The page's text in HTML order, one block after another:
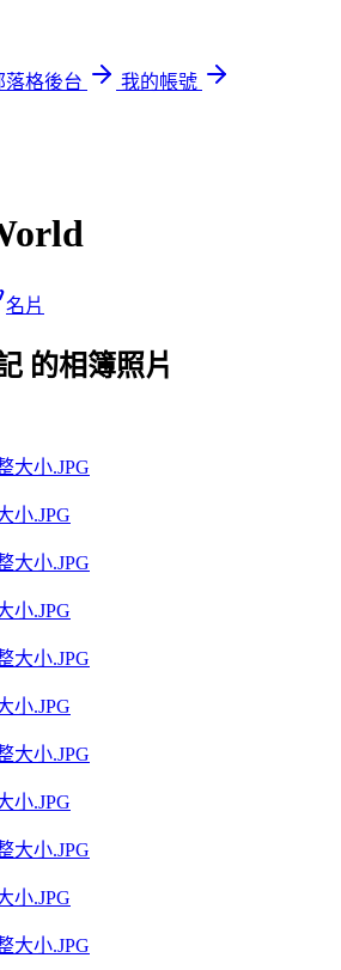
落格後台
我的帳號
名片
的相簿照片
小.JPG
小.JPG
小.JPG
小.JPG
小.JPG